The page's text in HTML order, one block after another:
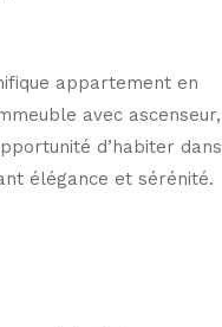
appartement en
avec ascenseur,
d’habiter dans
élégance et sérénité.